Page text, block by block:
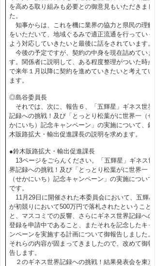
を高める取り組みも必要との御意見もいただきまし
た。
知事からは、これを機に業界の協力と県民の理解
をいただいて、地域ぐるみで適正流通を行っていく
よう対応していきたいと最後に話をされています。
今後の予定ですが、契約の中身を現在詰めていま
す。関係者に説明して、ある程度整理がついた時点
で来年１月以降に契約を進めていきたいと考えてい
ます。
◎島谷委員長
それでは、次に、報告６、「五輝星」ギネス世界
記録への挑戦！及び「とっとり松葉がに世界一（せ
かにいち）記念キャンペーン」の実施について、鈴
木販路拡大・輸出促進課長の説明を求めます。
●鈴木販路拡大・輸出促進課長
13ページをごらんください。「五輝星」ギネス世
界記録への挑戦！及び「とっとり松葉がに世界一
（せかにいち）記念キャンペーン」の実施について
です。
11月29日に開催された本委員会において、五輝星
が初競りにおいて500万円で落札されたということ
と、マスコミでの反響、さらにギネス世界記録への
登録を申請中であること、またそれを記念したキャ
ンペーンを実施する計画について御報告しました。
それらの内容が固まってきましたので、改めて御報
告します。
２のギネス世界記録への挑戦！結果発表会を東京